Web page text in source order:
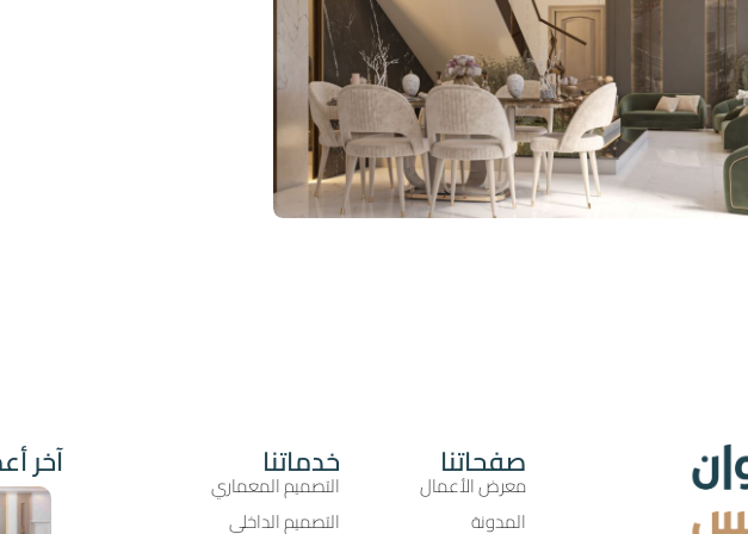
صفحاتنا
معرض الأعمال
المدونة
خدماتنا
التصميم المعماري
التصميم الداخلي
آخر